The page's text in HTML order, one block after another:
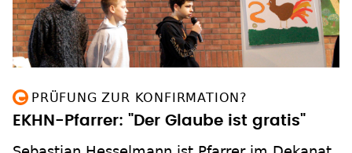
PRÜFUNG ZUR KONFIRMATION?
EKHN-Pfarrer: "Der Glaube ist gratis"